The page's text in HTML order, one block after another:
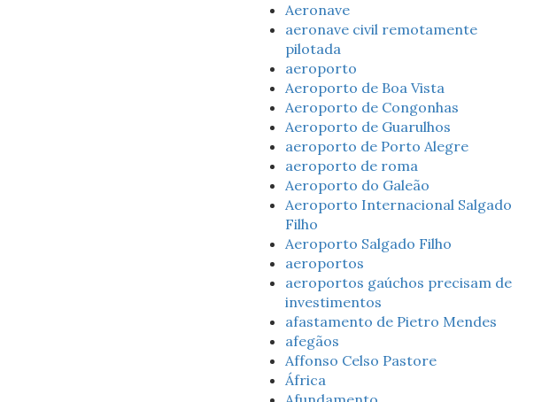
Aeronave
aeronave civil remotamente
pilotada
aeroporto
Aeroporto de Boa Vista
Aeroporto de Congonhas
Aeroporto de Guarulhos
aeroporto de Porto Alegre
aeroporto de roma
Aeroporto do Galeão
Aeroporto Internacional Salgado
Filho
Aeroporto Salgado Filho
aeroportos
aeroportos gaúchos precisam de
investimentos
afastamento de Pietro Mendes
afegãos
Affonso Celso Pastore
África